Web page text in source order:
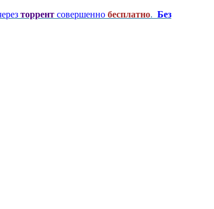
торрент совершенно бесплатно. Без